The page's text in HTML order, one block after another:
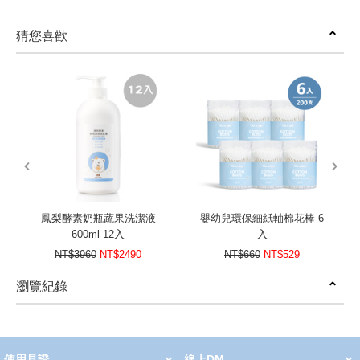
猜您喜歡
鳳梨酵素奶瓶蔬果洗潔液
600ml 12入
NT$3960 NT$2490
嬰幼兒環保細紙軸棉花棒 6
入
NT$660 NT$529
瀏覽紀錄
prev
next